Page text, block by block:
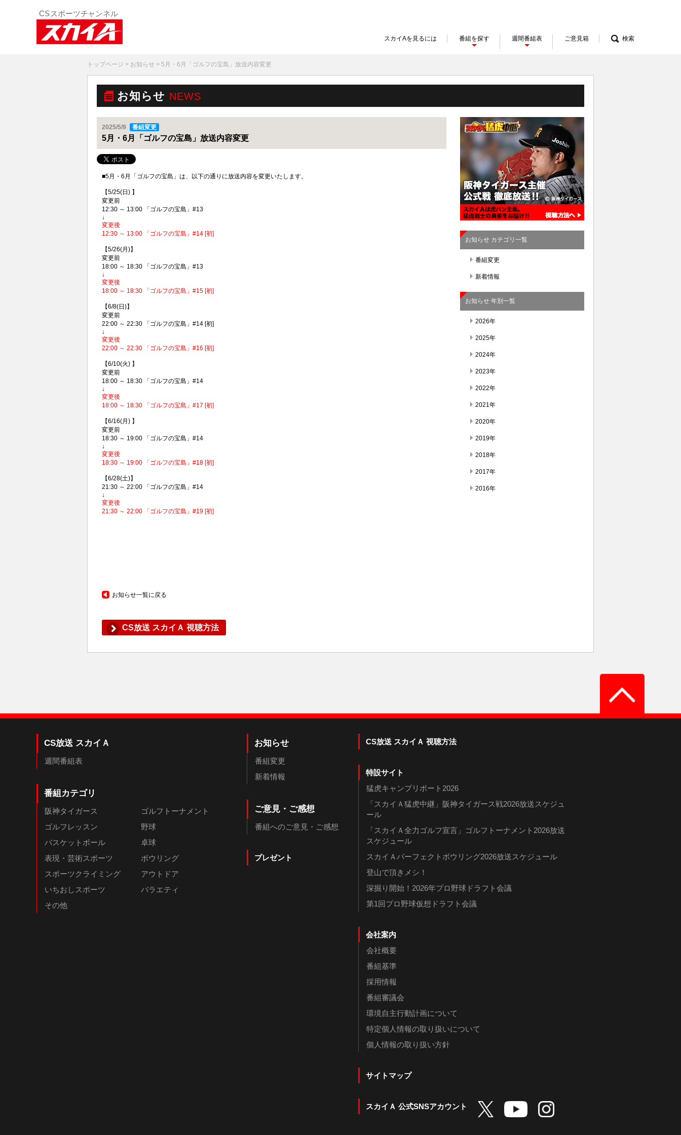
スカイAを見るには 番組を探す 週間番組表 ご意見箱 検索
トップページ > お知らせ > 5月・6月「ゴルフの宝島」放送内容変更
お知らせ NEWS
2025/5/9 番組変更
5月・6月「ゴルフの宝島」放送内容変更
■5月・6月「ゴルフの宝島」は、以下の通りに放送内容を変更いたします。
【5/25(日) 】
変更前
12:30 ～ 13:00 「ゴルフの宝島」#13
↓
変更後
12:30 ～ 13:00 「ゴルフの宝島」#14 [初]
【5/26(月)】
変更前
18:00 ～ 18:30 「ゴルフの宝島」#13
↓
変更後
18:00 ～ 18:30 「ゴルフの宝島」#15 [初]
【6/8(日)】
変更前
22:00 ～ 22:30 「ゴルフの宝島」#14 [初]
↓
変更後
22:00 ～ 22:30 「ゴルフの宝島」#16 [初]
【6/10(火) 】
変更前
18:00 ～ 18:30 「ゴルフの宝島」#14
↓
変更後
18:00 ～ 18:30 「ゴルフの宝島」#17 [初]
【6/16(月) 】
変更前
18:30 ～ 19:00 「ゴルフの宝島」#14
↓
変更後
18:30 ～ 19:00 「ゴルフの宝島」#18 [初]
【6/28(土)】
21:30 ～ 22:00 「ゴルフの宝島」#14
↓
変更後
21:30 ～ 22:00 「ゴルフの宝島」#19 [初]
お知らせ一覧に戻る
CS放送 スカイＡ 視聴方法
お知らせ カテゴリ一覧
番組変更
新着情報
お知らせ 年別一覧
2026年
2025年
2024年
2023年
2022年
2021年
2020年
2019年
2018年
2017年
2016年
CS放送 スカイＡ
週間番組表
番組カテゴリ
阪神タイガース
ゴルフトーナメント
ゴルフレッスン
野球
バスケットボール
卓球
表現・芸術スポーツ
ボウリング
スポーツクライミング
アウトドア
いちおしスポーツ
バラエティ
その他
お知らせ
番組変更
新着情報
ご意見・ご感想
番組へのご意見・ご感想
プレゼント
CS放送 スカイＡ 視聴方法
特設サイト
猛虎キャンプリポート2026
「スカイＡ猛虎中継」阪神タイガース戦2026放送スケジュ
ール
「スカイＡ全力ゴルフ宣言」ゴルフトーナメント2026放送
スケジュール
スカイＡパーフェクトボウリング2026放送スケジュール
登山で頂きメシ！
深掘り開始！2026年プロ野球ドラフト会議
第1回プロ野球仮想ドラフト会議
会社案内
会社概要
番組基準
採用情報
番組審議会
環境自主行動計画について
特定個人情報の取り扱いについて
個人情報の取り扱い方針
サイトマップ
スカイＡ 公式SNSアカウント